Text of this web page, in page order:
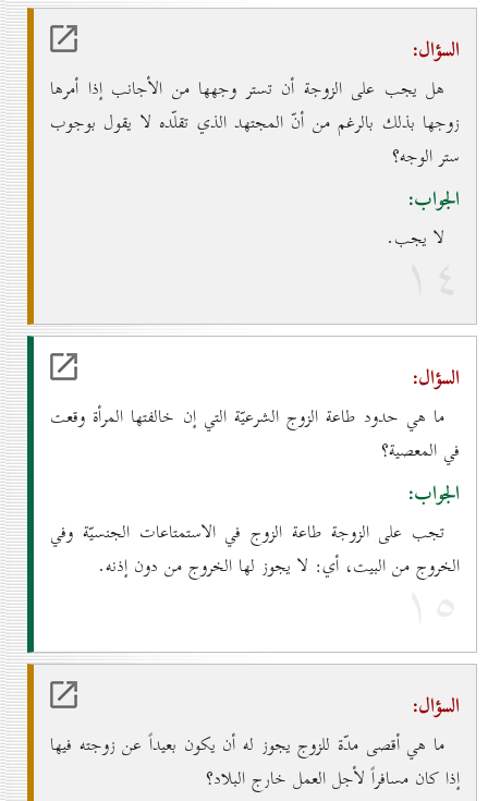
السؤال:
هل يجب على الزوجة أن تستر وجهها من الأجانب إذا أمرها
زوجها بذلك بالرغم من أنّ المجتهد الذي تقلّده لا يقول بوجوب
ستر الوجه؟
الجواب:
لا يجب.
۱٤
السؤال:
ما هي حدود طاعة الزوج الشرعيّة التي إن خالفتها المرأة وقعت
في المعصية؟
الجواب:
تجب على الزوجة طاعة الزوج في الاستمتاعات الجنسيّة وفي
الخروج من البيت، أي: لا يجوز لها الخروج من دون إذنه.
۱٥
السؤال:
ما هي أقصى مدّة للزوج يجوز له أن يكون بعيداً عن زوجته فيها
إذا كان مسافراً لأجل العمل خارج البلاد؟